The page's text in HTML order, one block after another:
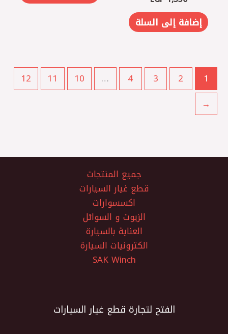
إضافة إلى السلة
1
2
3
4
…
10
11
12
←
جميع المنتجات
قطع غيار السيارات
اكسسوارات
الزيوت و السوائل
العناية بالسيارة
الكترونيات السيارة
SAK Winch
الفتح لتجارة قطع غيار السيارات